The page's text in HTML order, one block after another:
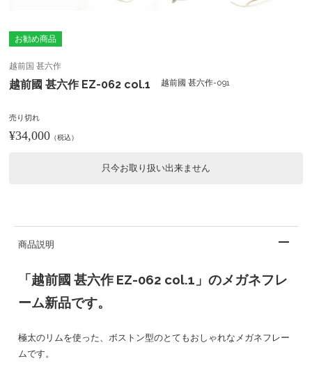
お勧め商品
越前国 甚六作
越前國 甚六作 EZ-062 col.1 越前國 甚六作-091
売り切れ
¥34,000 （税込）
只今お取り扱い出来ません
商品説明
「越前國 甚六作 EZ-062 col.1」のメガネフレ
ーム新品です。
極太のリムを使った、ボストン型のとてもおしゃれなメガネフレー
ムです。